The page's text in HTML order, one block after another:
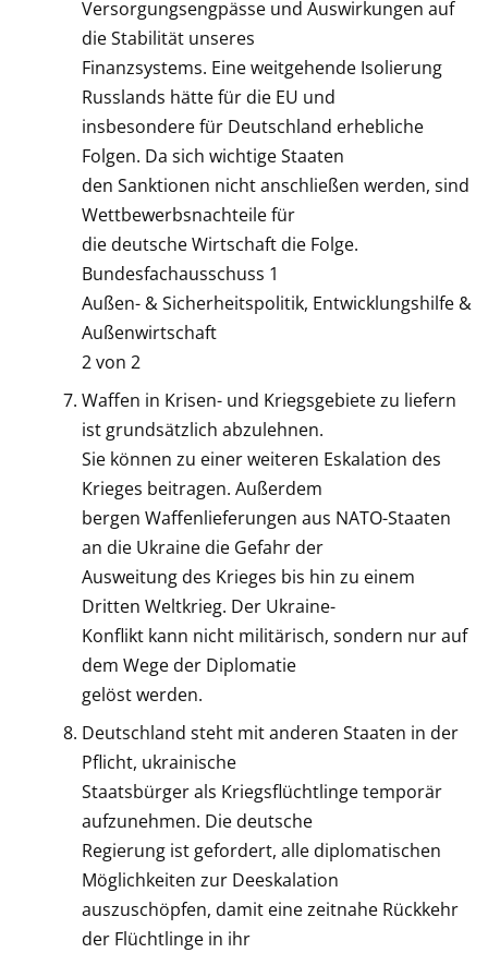
Versorgungsengpässe und Auswirkungen auf
die Stabilität unseres
Finanzsystems. Eine weitgehende Isolierung
Russlands hätte für die EU und
insbesondere für Deutschland erhebliche
Folgen. Da sich wichtige Staaten
den Sanktionen nicht anschließen werden, sind
Wettbewerbsnachteile für
die deutsche Wirtschaft die Folge.
Bundesfachausschuss 1
Außen- & Sicherheitspolitik, Entwicklungshilfe &
Außenwirtschaft
2 von 2
Waffen in Krisen- und Kriegsgebiete zu liefern
ist grundsätzlich abzulehnen.
Sie können zu einer weiteren Eskalation des
Krieges beitragen. Außerdem
bergen Waffenlieferungen aus NATO-Staaten
an die Ukraine die Gefahr der
Ausweitung des Krieges bis hin zu einem
Dritten Weltkrieg. Der Ukraine-
Konflikt kann nicht militärisch, sondern nur auf
dem Wege der Diplomatie
gelöst werden.
Deutschland steht mit anderen Staaten in der
Pflicht, ukrainische
Staatsbürger als Kriegsflüchtlinge temporär
aufzunehmen. Die deutsche
Regierung ist gefordert, alle diplomatischen
Möglichkeiten zur Deeskalation
auszuschöpfen, damit eine zeitnahe Rückkehr
der Flüchtlinge in ihr